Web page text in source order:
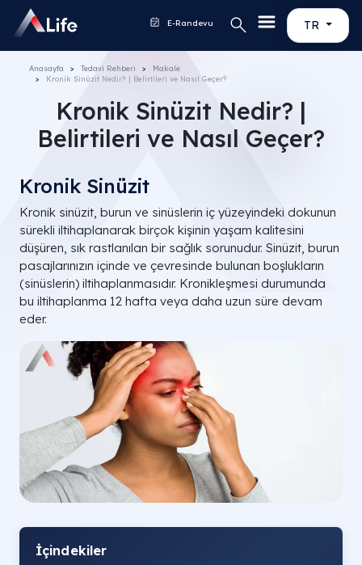
TR
E-Randevu
Anasayfa Tedavi Rehberi
Makale
Kronik Sinüzit Nedir? | Belirtileri ve Nasıl Geçer?
Kronik Sinüzit Nedir? |
Belirtileri ve Nasıl Geçer?
Kronik Sinüzit
Kronik sinüzit, burun ve sinüslerin iç yüzeyindeki dokunun
sürekli iltihaplanarak birçok kişinin yaşam kalitesini
düşüren, sık rastlanılan bir sağlık sorunudur. Sinüzit, burun
pasajlarınızın içinde ve çevresinde bulunan boşlukların
(sinüslerin) iltihaplanmasıdır. Kronikleşmesi durumunda
bu iltihaplanma 12 hafta veya daha uzun süre devam
eder.
İçindekiler